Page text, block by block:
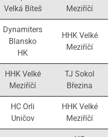
Velká Bíteš
Meziříčí
Dynamiters
Blansko
HK
HHK Velké
Meziříčí
HHK Velké
Meziříčí
TJ Sokol
Březina
HC Orli
Uničov
HHK Velké
Meziříčí